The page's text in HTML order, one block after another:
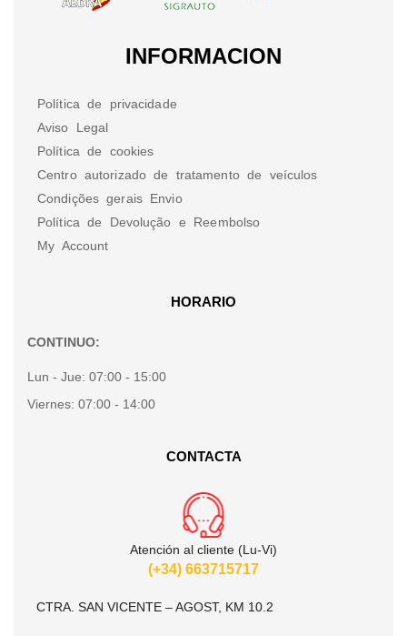
INFORMACION
Política de privacidade
Aviso Legal
Política de cookies
Centro autorizado de tratamento de veículos
Condições gerais Envio
Política de Devolução e Reembolso
My Account
HORARIO
CONTINUO:
Lun - Jue: 07:00 - 15:00
Viernes: 07:00 - 14:00
CONTACTA
Atención al cliente (Lu-Vi)
(+34) 663715717
CTRA. SAN VICENTE – AGOST, KM 10.2